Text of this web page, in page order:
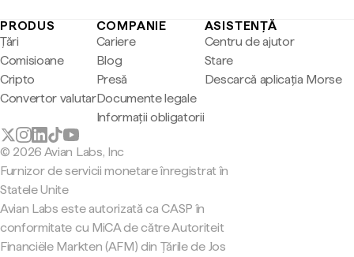
PRODUS
Țări
Comisioane
Cripto
Convertor valutar
COMPANIE
Cariere
Blog
Presă
Documente legale
Informații obligatorii
ASISTENȚĂ
Centru de ajutor
Stare
Descarcă aplicația Morse
© 2026 Avian Labs, Inc
Furnizor de servicii monetare înregistrat în
Statele Unite
Avian Labs este autorizată ca CASP în
conformitate cu MiCA de către Autoriteit
Financiële Markten (AFM) din Țările de Jos